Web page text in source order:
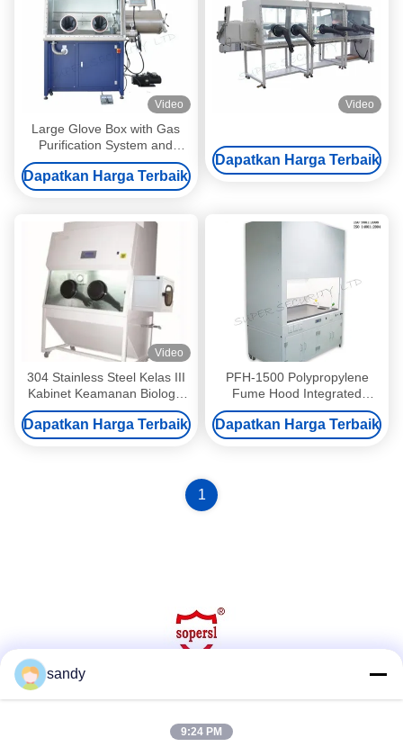
Video
Large Glove Box with Gas
Purification System and
Digital Control
Dapatkan Harga Terbaik
Video
Dapatkan Harga Terbaik
Video
304 Stainless Steel Kelas III
Kabinet Keamanan Biologis
BSC-1500IIIX
Dapatkan Harga Terbaik
PFH-1500 Polypropylene
Fume Hood Integrated
Solution Untuk Pengolahan
Udara Laboratorium Dan
Keselamatan
Dapatkan Harga Terbaik
1
sandy
9:24 PM